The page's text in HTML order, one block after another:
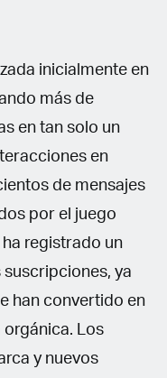
inicialmente en
más de
en tan solo un
en
de mensajes
por el juego
registrado un
ya
han convertido en
Los
y nuevos